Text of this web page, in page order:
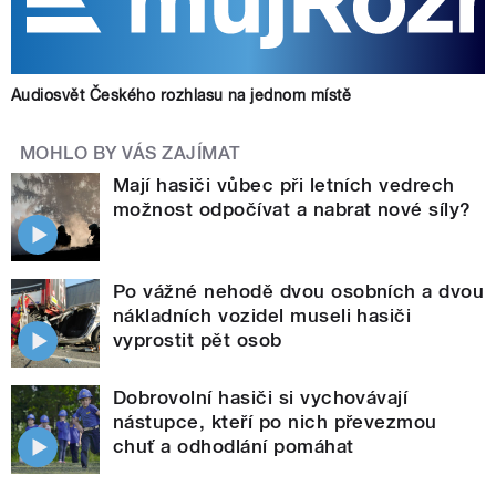
Audiosvět Českého rozhlasu na jednom místě
MOHLO BY VÁS ZAJÍMAT
Mají hasiči vůbec při letních vedrech
možnost odpočívat a nabrat nové síly?
Po vážné nehodě dvou osobních a dvou
nákladních vozidel museli hasiči
vyprostit pět osob
Dobrovolní hasiči si vychovávají
nástupce, kteří po nich převezmou
chuť a odhodlání pomáhat